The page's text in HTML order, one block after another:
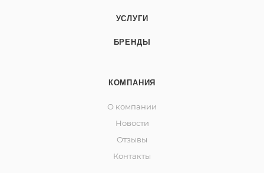
УСЛУГИ
БРЕНДЫ
КОМПАНИЯ
О компании
Новости
Отзывы
Контакты